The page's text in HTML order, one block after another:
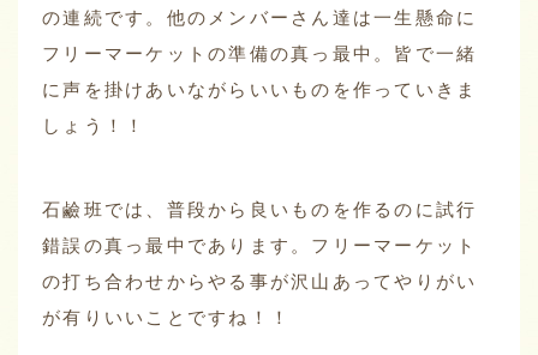
の連続です。他のメンバーさん達は一生懸命に
フリーマーケットの準備の真っ最中。皆で一緒
に声を掛けあいながらいいものを作っていきま
しょう！！
石鹼班では、普段から良いものを作るのに試行
錯誤の真っ最中であります。フリーマーケット
の打ち合わせからやる事が沢山あってやりがい
が有りいいことですね！！